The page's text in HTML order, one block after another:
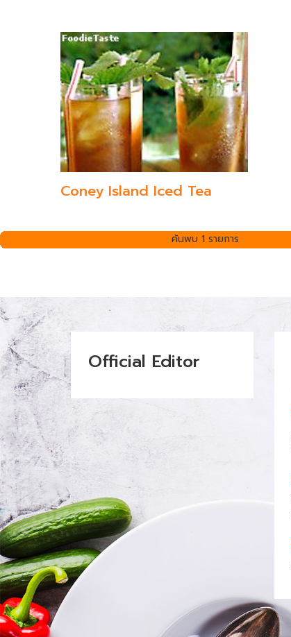
Coney Island Iced Tea
ค้นพบ 1 รายการ
Official Editor